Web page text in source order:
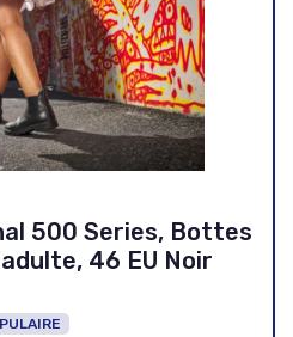
500 Series, Bottes
46 EU Noir